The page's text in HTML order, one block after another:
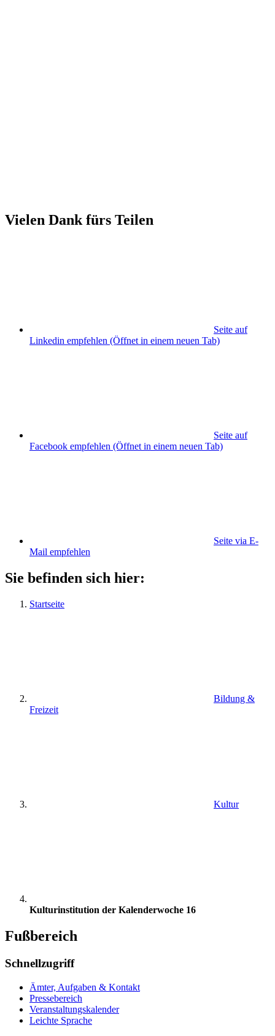
Vielen Dank fürs Teilen
Seite auf
Linkedin empfehlen (Öffnet in einem neuen Tab)
Seite auf
Facebook empfehlen (Öffnet in einem neuen Tab)
Seite via E-
Mail empfehlen
Sie befinden sich hier:
Startseite
Bildung &
Freizeit
Kultur
Kulturinstitution der Kalenderwoche 16
Fußbereich
Schnellzugriff
Ämter, Aufgaben & Kontakt
Pressebereich
Veranstaltungskalender
Leichte Sprache